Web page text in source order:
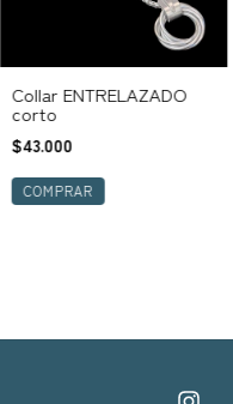
Collar ENTRELAZADO
corto
$43.000
COMPRAR